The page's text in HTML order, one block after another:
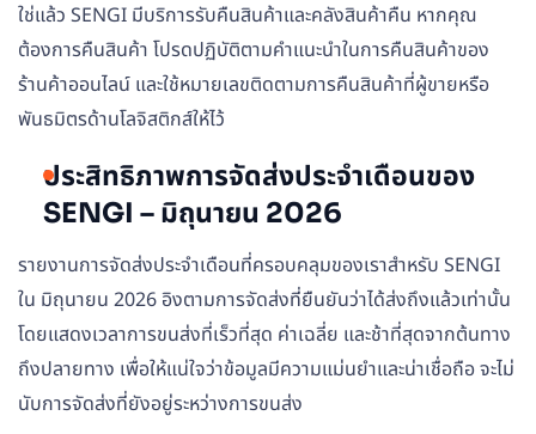
ใช่แล้ว SENGI มีบริการรับคืนสินค้าและคลังสินค้าคืน หากคุณ
ต้องการคืนสินค้า โปรดปฏิบัติตามคำแนะนำในการคืนสินค้าของ
ร้านค้าออนไลน์ และใช้หมายเลขติดตามการคืนสินค้าที่ผู้ขายหรือ
พันธมิตรด้านโลจิสติกส์ให้ไว้
ประสิทธิภาพการจัดส่งประจำเดือนของ
SENGI – มิถุนายน 2026
รายงานการจัดส่งประจำเดือนที่ครอบคลุมของเราสำหรับ SENGI
ใน มิถุนายน 2026 อิงตามการจัดส่งที่ยืนยันว่าได้ส่งถึงแล้วเท่านั้น
โดยแสดงเวลาการขนส่งที่เร็วที่สุด ค่าเฉลี่ย และช้าที่สุดจากต้นทาง
ถึงปลายทาง เพื่อให้แน่ใจว่าข้อมูลมีความแม่นยำและน่าเชื่อถือ จะไม่
นับการจัดส่งที่ยังอยู่ระหว่างการขนส่ง